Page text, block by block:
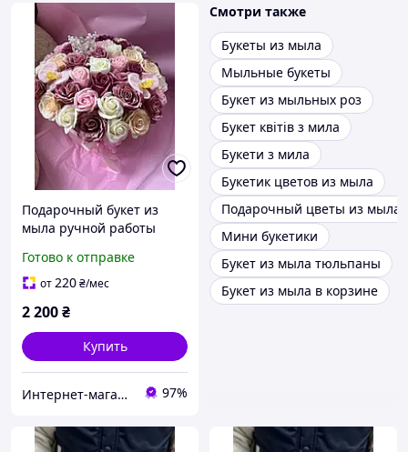
Подарочный букет из
мыла ручной работы
альтернатива живым
цветам
Готово к отправке
от220₴/мес
2 200₴
Купить
Интернет-магазин "Happy-land" 97%
Смотри также
Букеты из мыла
Мыльные букеты
Букет из мыльных роз
Букет квітів з мила
Букети з мила
Букетик цветов из мыла
Подарочный цветы из мыла
Мини букетики
Букет из мыла тюльпаны
Букет из мыла в корзине